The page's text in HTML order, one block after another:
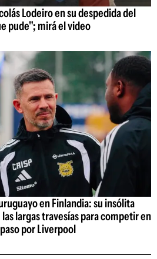
Lodeiro en su despedida del
pude"; mirá el video
en Finlandia: su insólita
largas travesías para competir en
por Liverpool